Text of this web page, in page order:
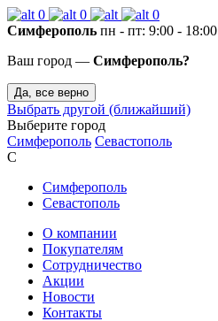
0 0
0
Симферополь пн - пт: 9:00 - 18:00
Ваш город — Симферополь?
Да, все верно
Выбрать другой (ближайший)
Выберите город
Симферополь Севастополь
С
Симферополь
Севастополь
О компании
Покупателям
Сотрудничество
Акции
Новости
Контакты